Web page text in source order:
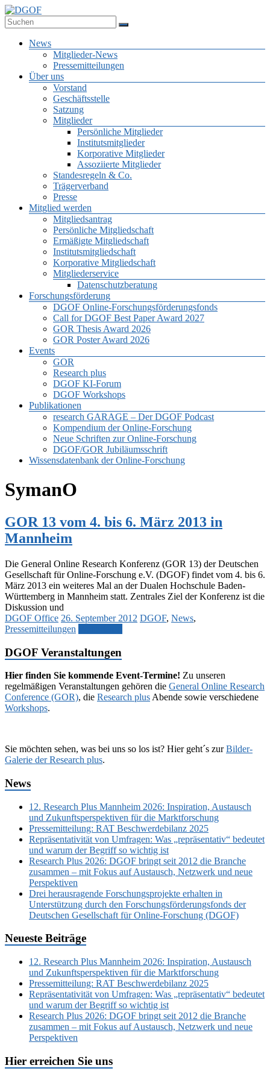
Zum
Inhalt
springen
Deutsche Gesellschaft für Online-Forschung e.V.
Menü
News
Mitglieder-News
Pressemitteilungen
Über uns
Vorstand
Geschäftsstelle
Satzung
Mitglieder
Persönliche Mitglieder
Institutsmitglieder
Korporative Mitglieder
Assoziierte Mitglieder
Standesregeln & Co.
Trägerverband
Presse
Mitglied werden
Mitgliedsantrag
Persönliche Mitgliedschaft
Ermäßigte Mitgliedschaft
Institutsmitgliedschaft
Korporative Mitgliedschaft
Mitgliederservice
Datenschutzberatung
Forschungsförderung
DGOF Online-Forschungsförderungsfonds
Call for DGOF Best Paper Award 2027
GOR Thesis Award 2026
GOR Poster Award 2026
Events
GOR
Research plus
DGOF KI-Forum
DGOF Workshops
Publikationen
research GARAGE – Der DGOF Podcast
Kompendium der Online-Forschung
Neue Schriften zur Online-Forschung
DGOF/GOR Jubiläumsschrift
Wissensdatenbank der Online-Forschung
SymanO
GOR 13 vom 4. bis 6. März 2013 in
Mannheim
Die General Online Research Konferenz (GOR 13) der Deutschen
Gesellschaft für Online-Forschung e.V. (DGOF) findet vom 4. bis 6.
März 2013 ein weiteres Mal an der Dualen Hochschule Baden-
Württemberg in Mannheim statt. Zentrales Ziel der Konferenz ist die
Diskussion und
DGOF Office 26. September 2012 DGOF, News,
Pressemitteilungen
DGOF Veranstaltungen
Hier finden Sie kommende Event-Termine! Zu unseren
regelmäßigen Veranstaltungen gehören die General Online Research
Conference (GOR), die Research plus Abende sowie verschiedene
Workshops.
Sie möchten sehen, was bei uns so los ist? Hier geht´s zurBilder-
Galerie der Research plus.
News
12. Research Plus Mannheim 2026: Inspiration, Austausch
und Zukunftsperspektiven für die Marktforschung
Pressemitteilung: RAT Beschwerdebilanz 2025
Repräsentativität von Umfragen: Was „repräsentativ“ bedeutet
und warum der Begriff so wichtig ist
Research Plus 2026: DGOF bringt seit 2012 die Branche
zusammen – mit Fokus auf Austausch, Netzwerk und neue
Perspektiven
Drei herausragende Forschungsprojekte erhalten in
Unterstützung durch den Forschungsförderungsfonds der
Deutschen Gesellschaft für Online-Forschung (DGOF)
Neueste Beiträge
12. Research Plus Mannheim 2026: Inspiration, Austausch
und Zukunftsperspektiven für die Marktforschung
Pressemitteilung: RAT Beschwerdebilanz 2025
Repräsentativität von Umfragen: Was „repräsentativ“ bedeutet
und warum der Begriff so wichtig ist
Research Plus 2026: DGOF bringt seit 2012 die Branche
zusammen – mit Fokus auf Austausch, Netzwerk und neue
Perspektiven
Hier erreichen Sie uns